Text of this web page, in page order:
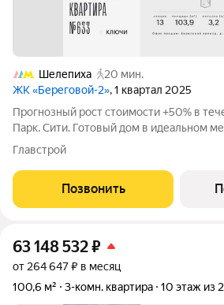
Шелепиха
20 мин.
ЖК «Береговой-2», 1 квартал 2025
Прогнозный рост стоимости +50% в
Парк. Сити. Готовый дом в идеальном
комнатная квартира на 10-м этаже с
и видом на закрытый парковый двор.
курорт в центре столицы.
Главстрой
Позвонить
63 148 532₽
от 264 647 ₽ в месяц
100,6 м²
3-комн. квартира 10 этаж из